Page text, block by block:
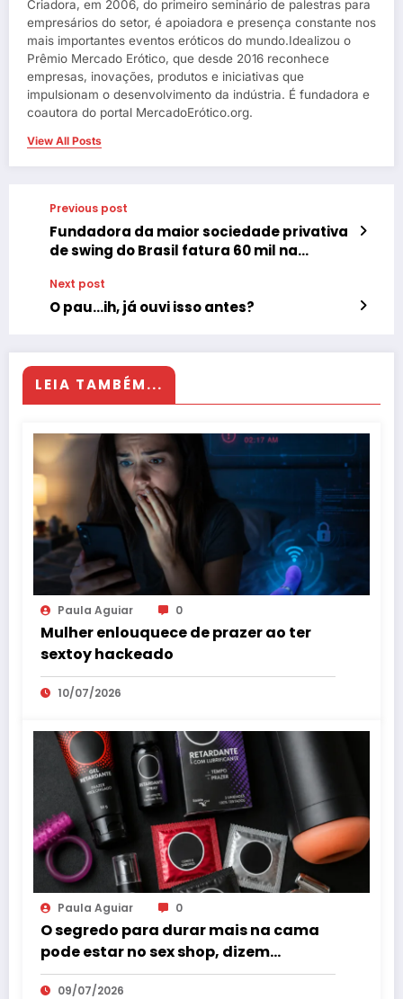
Criadora, em 2006, do primeiro seminário de palestras para
empresários do setor, é apoiadora e presença constante nos
mais importantes eventos eróticos do mundo.Idealizou o
Prêmio Mercado Erótico, que desde 2016 reconhece
empresas, inovações, produtos e iniciativas que
impulsionam o desenvolvimento da indústria. É fundadora e
coautora do portal MercadoErótico.org.
View All Posts
Previous post
Fundadora da maior sociedade privativa
de swing do Brasil fatura 60 mil na
Next post
O pau…ih, já ouvi isso antes?
LEIA TAMBÉM...
Paula Aguiar 0
Mulher enlouquece de prazer ao ter
sextoy hackeado
10/07/2026
Paula Aguiar 0
O segredo para durar mais na cama
pode estar no sex shop, dizem
especialistas em saúde sexual
09/07/2026